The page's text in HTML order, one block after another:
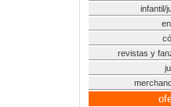
infantil/
revistas y